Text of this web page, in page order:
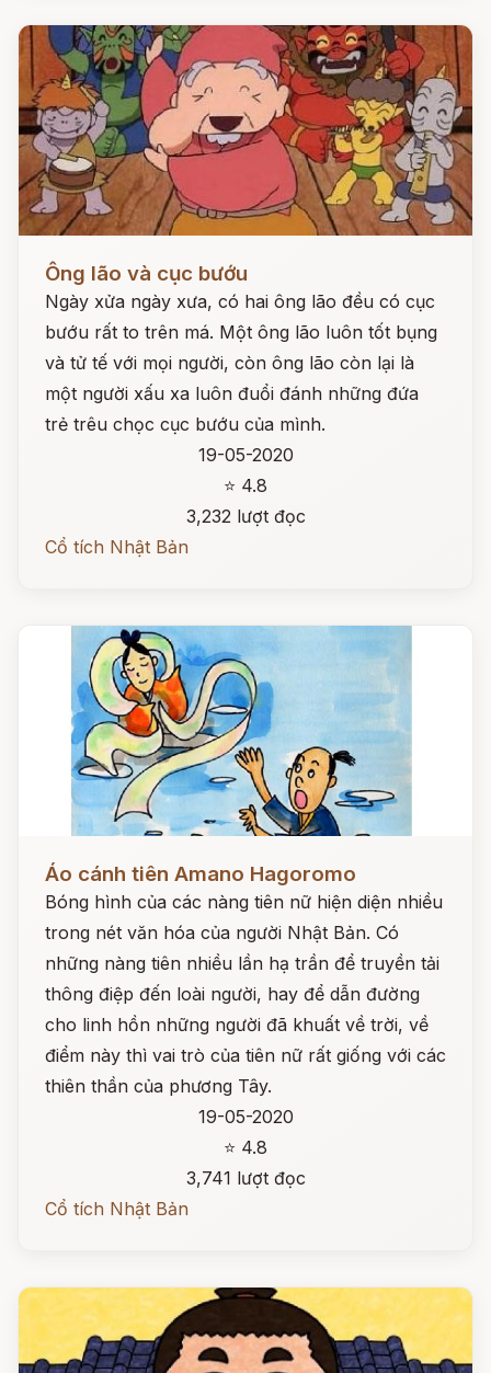
Đọc ngay
Ông lão và cục bướu
Ngày xửa ngày xưa, có hai ông lão đều có cục
bướu rất to trên má. Một ông lão luôn tốt bụng
và tử tế với mọi người, còn ông lão còn lại là
một người xấu xa luôn đuổi đánh những đứa
trẻ trêu chọc cục bướu của mình.
19-05-2020
⭐ 4.8
3,232 lượt đọc
Cổ tích Nhật Bản
Đọc ngay
Áo cánh tiên Amano Hagoromo
Bóng hình của các nàng tiên nữ hiện diện nhiều
trong nét văn hóa của người Nhật Bản. Có
những nàng tiên nhiều lần hạ trần để truyền tải
thông điệp đến loài người, hay để dẫn đường
cho linh hồn những người đã khuất về trời, về
điểm này thì vai trò của tiên nữ rất giống với các
thiên thần của phương Tây.
19-05-2020
⭐ 4.8
3,741 lượt đọc
Cổ tích Nhật Bản